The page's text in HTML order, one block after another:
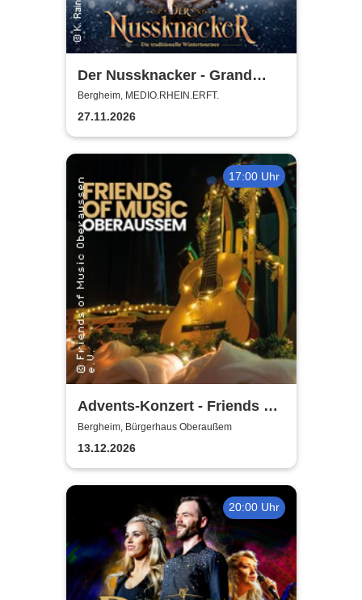
Der Nussknacker - Grand
Classic Ballet - Die
traditionelle Wintertournee
Bergheim, MEDIO.RHEIN.ERFT.
27.11.2026
17:00 Uhr
Advents-Konzert - Friends of
Music Oberaussem
Bergheim, Bürgerhaus Oberaußem
13.12.2026
20:00 Uhr